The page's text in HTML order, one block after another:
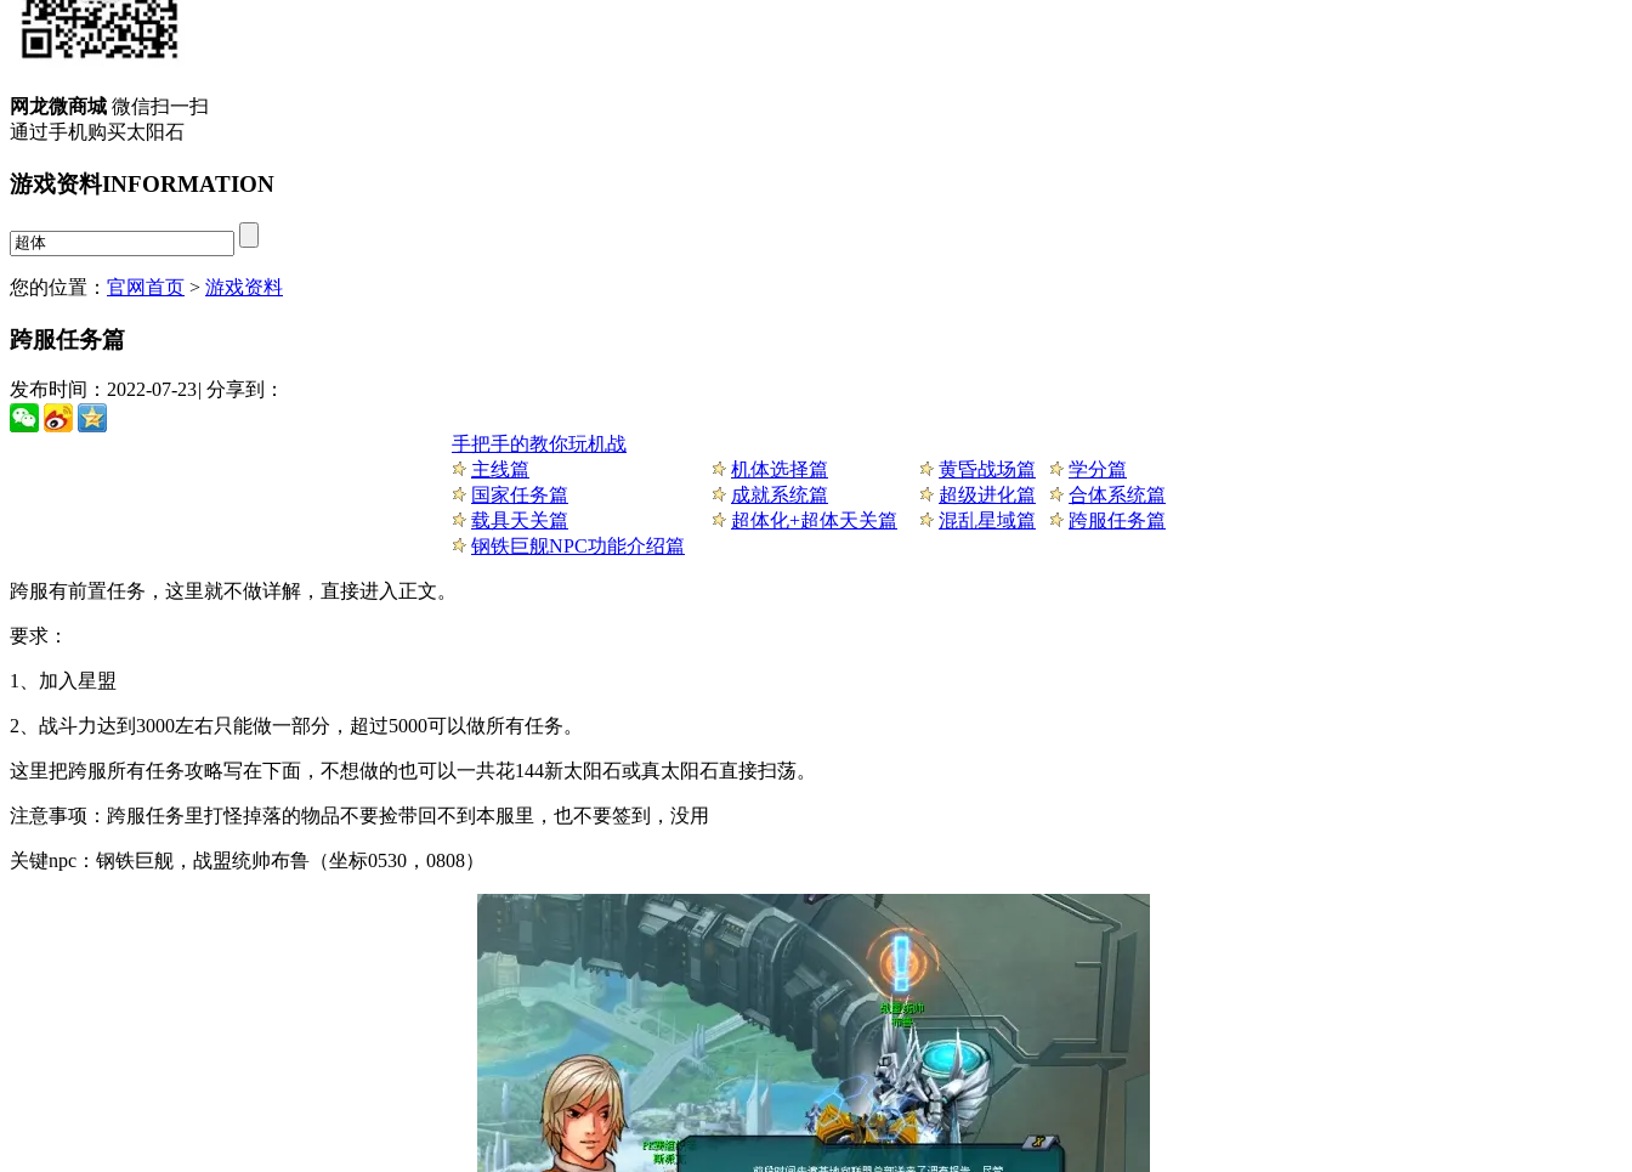
网龙微商城 微信扫一扫
通过手机购买太阳石
游戏资料INFORMATION
您的位置： 官网首页 > 游戏资料
跨服任务篇
发布时间：2022-07-23| 分享到：
手把手的教你玩机战
主线篇
机体选择篇 黄昏战场篇
学分篇
国家任务篇
成就系统篇 超级进化篇
合体系统篇
载具天关篇
超体化+超体天关篇 混乱星域篇
跨服任务篇
钢铁巨舰NPC功能介绍篇
跨服有前置任务，这里就不做详解，直接进入正文。
要求：
1、加入星盟
2、战斗力达到3000左右只能做一部分，超过5000可以做所有任务。
这里把跨服所有任务攻略写在下面，不想做的也可以一共花144新太阳石或真太阳石直接扫荡。
注意事项：跨服任务里打怪掉落的物品不要捡带回不到本服里，也不要签到，没用
关键npc：钢铁巨舰，战盟统帅布鲁（坐标0530，0808）